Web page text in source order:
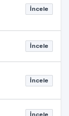
İncele
İncele
İncele